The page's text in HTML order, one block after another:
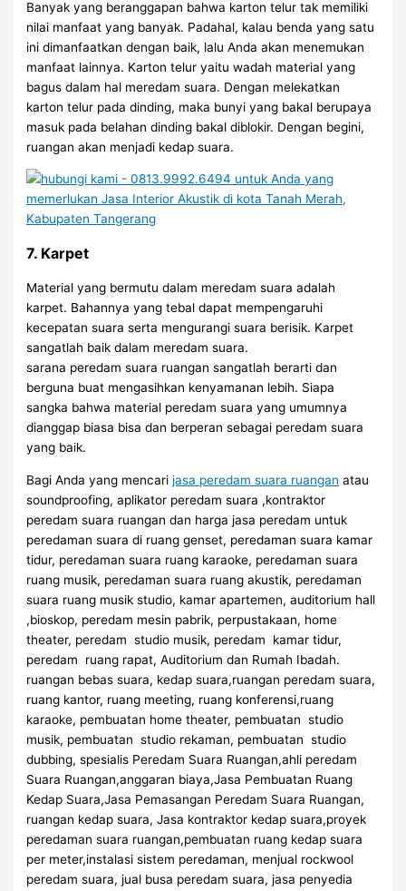
Banyak yang beranggapan bahwa karton telur tak memiliki
nilai manfaat yang banyak. Padahal, kalau benda yang satu
ini dimanfaatkan dengan baik, lalu Anda akan menemukan
manfaat lainnya. Karton telur yaitu wadah material yang
bagus dalam hal meredam suara. Dengan melekatkan
karton telur pada dinding, maka bunyi yang bakal berupaya
masuk pada belahan dinding bakal diblokir. Dengan begini,
ruangan akan menjadi kedap suara.
7. Karpet
Material yang bermutu dalam meredam suara adalah
karpet. Bahannya yang tebal dapat mempengaruhi
kecepatan suara serta mengurangi suara berisik. Karpet
sangatlah baik dalam meredam suara.
sarana peredam suara ruangan sangatlah berarti dan
berguna buat mengasihkan kenyamanan lebih. Siapa
sangka bahwa material peredam suara yang umumnya
dianggap biasa bisa dan berperan sebagai peredam suara
yang baik.
Bagi Anda yang mencarijasa peredam suara ruangan atau
soundproofing, aplikator peredam suara ,kontraktor
peredam suara ruangan dan harga jasa peredam untuk
peredaman suara di ruang genset, peredaman suara kamar
tidur, peredaman suara ruang karaoke, peredaman suara
ruang musik, peredaman suara ruang akustik, peredaman
suara ruang musik studio, kamar apartemen, auditorium hall
,bioskop, peredam mesin pabrik, perpustakaan, home
theater, peredam studio musik, peredam kamar tidur,
peredam ruang rapat, Auditorium dan Rumah Ibadah.
ruangan bebas suara, kedap suara,ruangan peredam suara,
ruang kantor, ruang meeting, ruang konferensi,ruang
karaoke, pembuatan home theater, pembuatan studio
musik, pembuatan studio rekaman, pembuatan studio
dubbing, spesialis Peredam Suara Ruangan,ahli peredam
Suara Ruangan,anggaran biaya,Jasa Pembuatan Ruang
Kedap Suara,Jasa Pemasangan Peredam Suara Ruangan,
ruangan kedap suara, Jasa kontraktor kedap suara,proyek
peredaman suara ruangan,pembuatan ruang kedap suara
per meter,instalasi sistem peredaman, menjual rockwool
peredam suara, jual busa peredam suara, jasa penyedia